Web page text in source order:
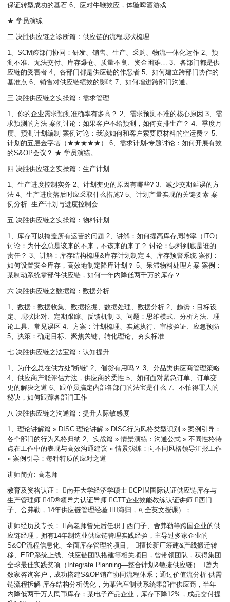
保证转型成功的基石 6、应对牛鞭效应，体验啤酒游戏
★ 学员演练
二 决胜供应链之诊断篇：供应链的流程现状梳理
1、SCM跨部门协同：研发、销售、生产、采购、物流一体化运作 2、预
测不准、无法交付、库存爆仓、质量不良、资金困难… 3、各部门都是供
应链的受害者 4、各部门都是供应链的作恶者 5、如何建立跨部门协作的
基准点 6、销售对供应链绩效的影响 7、如何增进跨部门沟通。
三 决胜供应链之实操篇：需求管理
1、你的企业需求预测准确率有多高？ 2、需求预测不准的核心原因 3、需
求预测的方法 案例讨论：如果客户不给预测，如何安排生产？ 4、季度月
度、预测计划编制 案例讨论：我该如何和客户索要原材料的空运费？ 5、
计划的五层金字塔（★★★★★） 6、需求计划-专题讨论：如何开展有效
的S&OP会议？ ★ 学员演练。
四 决胜供应链之实操篇：生产计划
1、生产进度控制实务 2、计划变更的原因有哪些? 3、减少交期延误的方
法 4、生产进度落后时应采取什么措施? 5、计划产量实现的关键要素 案
例分析: 生产计划与进度控制会
五 决胜供应链之实操篇：物料计划
1、库存可以掩盖所有运营的问题 2、讲解：如何提高库存周转率（ITO）
讨论：为什么总是该来的不来，不该来的来了？ 讨论：缺料到底是谁的
责任？ 3、讲解：库存结构梳理&库存计划制定 4、库存预警系统 案例：
如何设置安全库存，高效地制定降库计划？ 5、呆滞物料处理方案 案例：
某制动系统零部件供应链，如何一年内降低两千万的库存？
六 决胜供应链之数据篇：数据分析
1、数据：数据收集、数据挖掘、数据处理、数据分析 2、趋势：目标设
定、现状比对、定期跟踪、反馈机制 3、问题：思维模式、分析方法、理
论工具、常见误区 4、方案：计划梳理、实施执行、审核验证、应急预防
5、决策：确定目标、聚焦关键、转化理论、夯实标准
七 决胜供应链之法宝篇：认知提升
1、为什么总在供方处“断链“ 2、催货有用吗？ 3、分品类供应商管理策略
4、供应商产能评估方法，供应商的柔性 5、如何面对紧急订单、订单变
更的解决之道 6、跟单员搞定内部各部门的法宝是什么 7、不怕得罪人的
秘诀，如何跟踪各部门工作
八 决胜供应链之沟通篇：提升人际敏感度
1、理论讲解篇 » DISC 理论讲解 » DISC行为风格类型识别 » 案例引导：
各个部门的行为风格归纳 2、实战篇 » 情景演练：沟通公式 » 不同性格特
点在工作中的表现与高效沟通建议 » 情景演练：向不同风格领导汇报工作
» 案例引导：每种特质的应对之道
讲师简介: 高老师
教育及资格认证： 南开大学经济学硕士 CPIM国际认证供应链库存与
生产管理师 4D®领导力认证导师 CTT企业效能教练认证讲师 西门
子、舍弗勒，14年供应链管理经验 （海归，可全英文授课）；
讲师经历及专长： 高老师曾先后任职于西门子、舍弗勒等跨国企业的供
应链经理，拥有14年制造业供应链管理实践经验，主导过多家企业的
S&OP流程信息化、全面库存管理的项目。 擅长新厂筹建&产线搬迁转
移、ERP系统上线、供应链团队搭建等相关项目，曾带领团队，获得集团
全球最佳实践奖项（Integrate Planning—整合计划&敏捷供应链） 曾为
数家咨询客户，成功搭建S&OP销产协同流程体系；通过价值流分析-供需
链流程拆解-库存结构分析优化，为某汽车制动系统零部件供应商，半年
内降低两千万人民币库存；某电子产品企业，库存下降12%，成品交付提